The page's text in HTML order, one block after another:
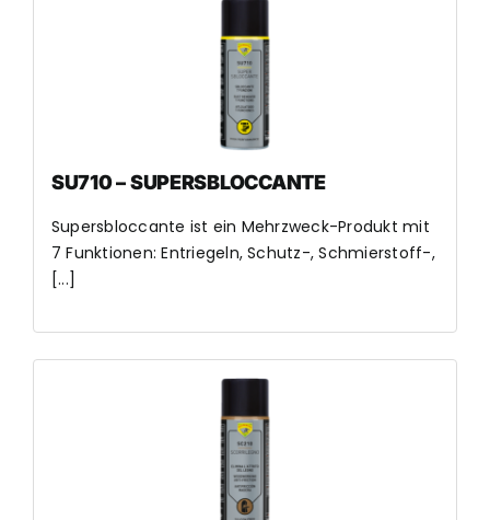
SU710 – SUPERSBLOCCANTE
Supersbloccante ist ein Mehrzweck-Produkt mit
7 Funktionen: Entriegeln, Schutz-, Schmierstoff-,
[...]